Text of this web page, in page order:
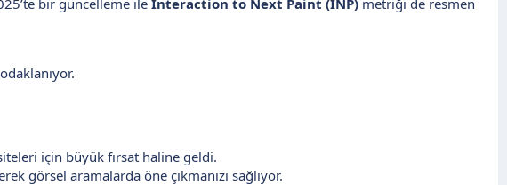
bir güncelleme ile Interaction to Next Paint (INP) metriği de resmen
için büyük fırsat haline geldi.
görsel aramalarda öne çıkmanızı sağlıyor.